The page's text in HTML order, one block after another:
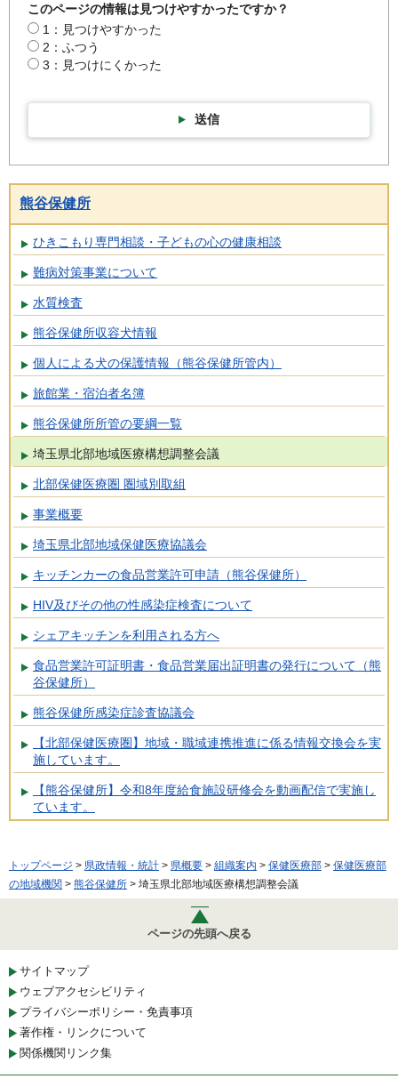
このページの情報は見つけやすかったですか？
1：見つけやすかった
2：ふつう
3：見つけにくかった
送信
熊谷保健所
ひきこもり専門相談・子どもの心の健康相談
難病対策事業について
水質検査
熊谷保健所収容犬情報
個人による犬の保護情報（熊谷保健所管内）
旅館業・宿泊者名簿
熊谷保健所所管の要綱一覧
埼玉県北部地域医療構想調整会議
北部保健医療圏 圏域別取組
事業概要
埼玉県北部地域保健医療協議会
キッチンカーの食品営業許可申請（熊谷保健所）
HIV及びその他の性感染症検査について
シェアキッチンを利用される方へ
食品営業許可証明書・食品営業届出証明書の発行について（熊
谷保健所）
熊谷保健所感染症診査協議会
【北部保健医療圏】地域・職域連携推進に係る情報交換会を実
施しています。
【熊谷保健所】令和8年度給食施設研修会を動画配信で実施し
ています。
トップページ > 県政情報・統計 > 県概要 > 組織案内 > 保健医療部 > 保健医療部
の地域機関 > 熊谷保健所 > 埼玉県北部地域医療構想調整会議
ページの先頭へ戻る
サイトマップ
ウェブアクセシビリティ
プライバシーポリシー・免責事項
著作権・リンクについて
関係機関リンク集